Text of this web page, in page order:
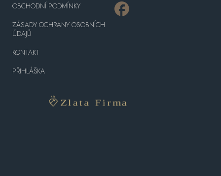
OBCHODNÍ PODMÍNKY
ZÁSADY OCHRANY OSOBNÍCH
ÚDAJŮ
KONTAKT
PŘIHLÁŠKA